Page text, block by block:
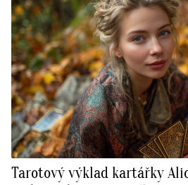
Tarotový výklad kartářky